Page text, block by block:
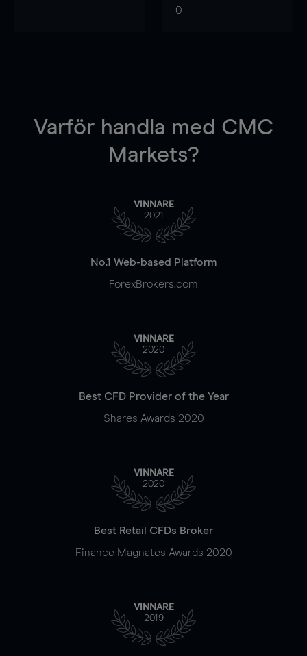
0
Varför handla med CMC
Markets?
VINNARE
2021
No.1 Web-based Platform
ForexBrokers.com
VINNARE
2020
Best CFD Provider of the Year
Shares Awards 2020
VINNARE
2020
Best Retail CFDs Broker
Finance Magnates Awards 2020
VINNARE
2019